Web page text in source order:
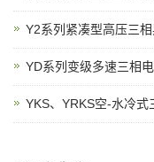
Y2系列紧凑型高压三相
YD系列变级多速三相
YKS、YRKS空-水冷式